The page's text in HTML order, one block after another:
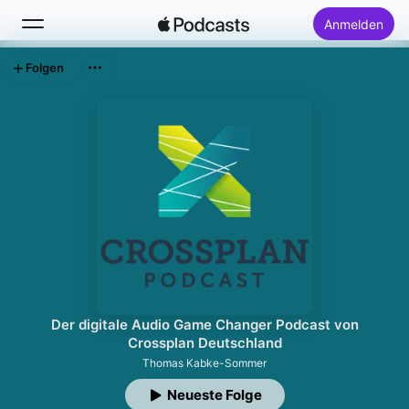
Anmelden
Der digitale Audio Game Changer Podcast von
Crossplan Deutschland
Thomas Kabke-Sommer
Neueste Folge
Folgen